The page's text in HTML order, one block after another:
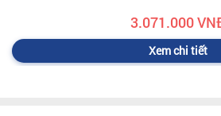
3.071.000
Xem chi tiết